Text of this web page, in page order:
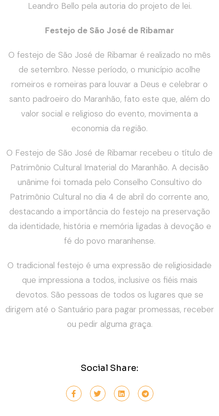
Leandro Bello pela autoria do projeto de lei.
Festejo de São José de Ribamar
O festejo de São José de Ribamar é realizado no mês
de setembro. Nesse período, o município acolhe
romeiros e romeiras para louvar a Deus e celebrar o
santo padroeiro do Maranhão, fato este que, além do
valor social e religioso do evento, movimenta a
economia da região.
O Festejo de São José de Ribamar recebeu o título de
Patrimônio Cultural Imaterial do Maranhão. A decisão
unânime foi tomada pelo Conselho Consultivo do
Patrimônio Cultural no dia 4 de abril do corrente ano,
destacando a importância do festejo na preservação
da identidade, história e memória ligadas à devoção e
fé do povo maranhense.
O tradicional festejo é uma expressão de religiosidade
que impressiona a todos, inclusive os fiéis mais
devotos. São pessoas de todos os lugares que se
dirigem até o Santuário para pagar promessas, receber
ou pedir alguma graça.
Social Share: